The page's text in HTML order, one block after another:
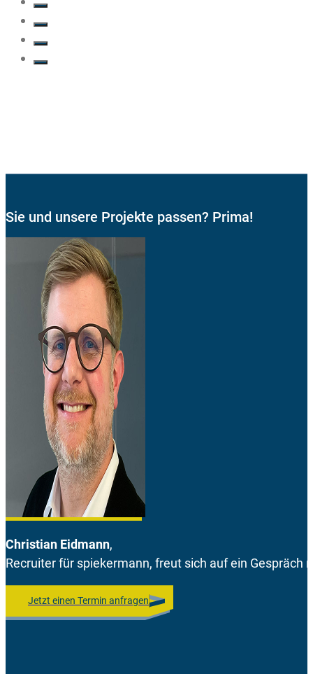
Sie und unsere Projekte passen? Prima!
Christian Eidmann,
Recruiter für spiekermann, freut sich auf ein Gespräch
Jetzt einen Termin anfragen